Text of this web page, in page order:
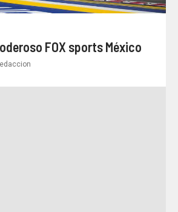
FOX sports México